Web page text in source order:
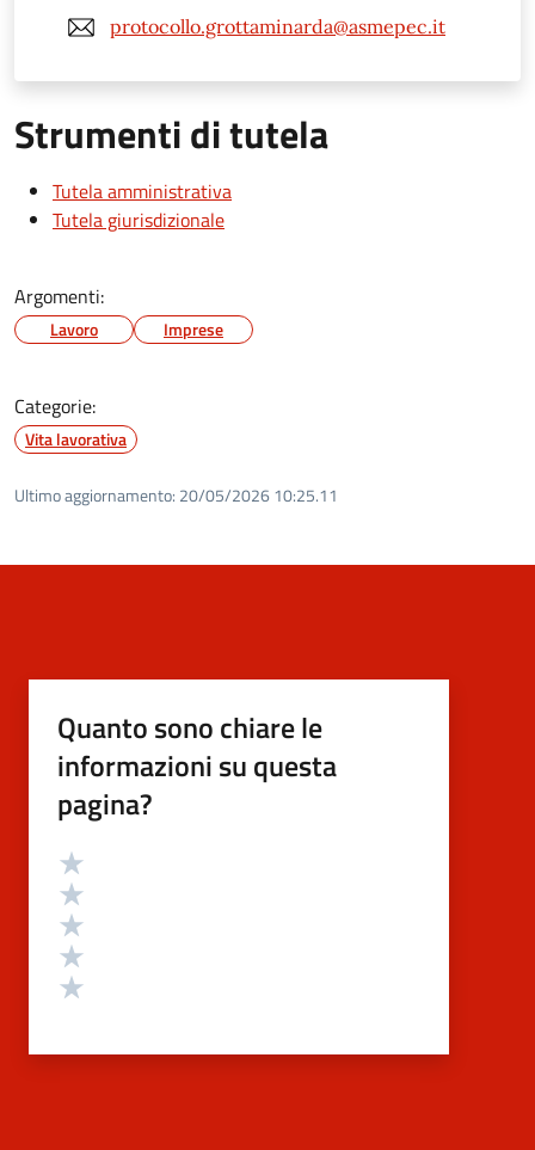
protocollo.grottaminarda@asmepec.it
Strumenti di tutela
Tutela amministrativa
Tutela giurisdizionale
Argomenti:
Lavoro Imprese
Categorie:
Vita lavorativa
Ultimo aggiornamento: 20/05/2026 10:25.11
Quanto sono chiare le
informazioni su questa
pagina?
Valutazione